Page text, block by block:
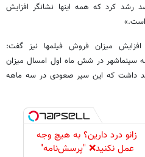
سالن​های سینما 15 درصد رشد کرد که همه این​ها نشانگر افزایش
است.»
میزان فروش فیلم​ها نیز گفت:
سینماشهر در شش ماه اول امسال میزان
سینمایی 5/3 برابر رشد داشت که این سیر صعودی در سه ماهه
زانو درد دارین؟ به هیچ وجه
عمل نکنید❌ "پرسش‌نامه"